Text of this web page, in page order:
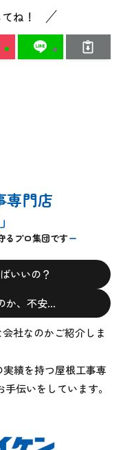
ね！
専門店
るプロ集団です
いいの？
か、不安…
社なのかご紹介しま
実績を持つ屋根工事専
伝いをしています。